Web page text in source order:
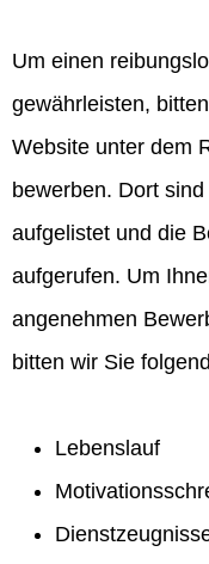
Um einen
gewährleisten,
Website unter dem
bewerben. Dort
aufgelistet und die
aufgerufen. Um
angenehmen
bitten wir Sie
Lebenslauf